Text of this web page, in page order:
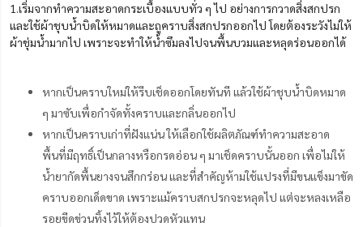
1.เริ่มจากทำความสะอาดกระเบื้องแบบทั่ว ๆ ไป อย่างการกวาดสิ่งสกปรก
และใช้ผ้าชุบน้ำบิดให้หมาดและถูคราบสิ่งสกปรกออกไปโดยต้องระวังไม่ให้
ผ้าชุ่มน้ำมากไป เพราะจะทำให้น้ำซึมลงไปจนพื้นบวมและหลุดร่อนออกได้
หากเป็นคราบใหม่ให้รีบเช็ดออกโดยทันที แล้วใช้ผ้าชุบน้ำบิดหมาด
ๆ มาซับเพื่อกำจัดทั้งคราบและกลิ่นออกไป
หากเป็นคราบเก่าที่ฝังแน่น ให้เลือกใช้ผลิตภัณฑ์ทำความสะอาด
พื้นที่มีฤทธิ์เป็นกลางหรือกรดอ่อน ๆ มาเช็ดคราบนั้นออก เพื่อไม่ให้
น้ำยากัดพื้นยางจนสึกกร่อน และที่สำคัญห้ามใช้แปรงที่มีขนแข็งมาขัด
คราบออกเด็ดขาด เพราะแม้คราบสกปรกจะหลุดไป แต่จะหลงเหลือ
รอยขีดข่วนทิ้งไว้ให้ต้องปวดหัวแทน